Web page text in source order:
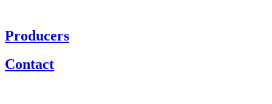
Producers
Contact